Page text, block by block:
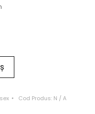
Cod Produs: N / A